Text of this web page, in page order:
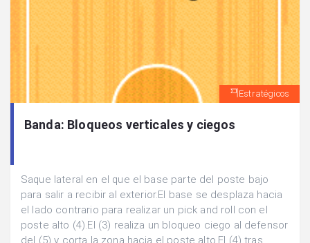
Estratégicos
Banda: Bloqueos verticales y ciegos
Saque lateral en el que el base parte del poste bajo
para salir a recibir al exterior.El base se desplaza hacia
el lado contrario para realizar un pick and roll con el
poste alto (4).El (3) realiza un bloqueo ciego al defensor
del (5) y corta la zona hacia el poste alto.El (4) tras